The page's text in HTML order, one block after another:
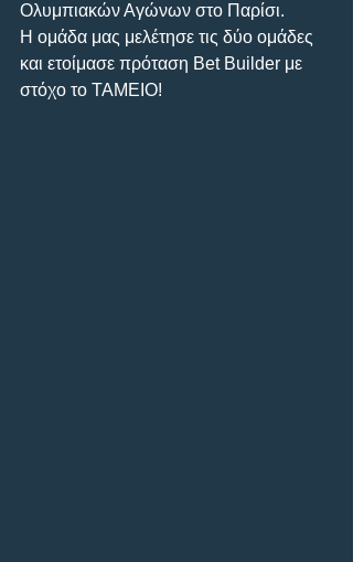
Ολυμπιακών Αγώνων στο Παρίσι.
Η ομάδα μας μελέτησε τις δύο ομάδες
και ετοίμασε πρόταση Bet Builder με
στόχο το ΤΑΜΕΙΟ!